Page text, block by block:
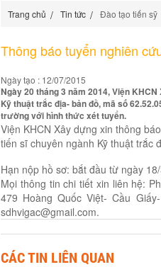
Trang chủ Tin tức Đào tạo tiến sỹ
Thông báo tuyển nghiên
Ngày tạo : 12/07/2015
Ngày 20 tháng 3 năm 2014, Viện
Kỹ thuật trắc địa- bản đồ, mã số
trường với hình thức xét tuyển.
Viện KHCN Xây dựng xin thông
tiến sĩ chuyên ngành Kỹ thuật trắc
Hạn nộp hồ sơ: bắt đầu từ ngày
Mọi thông tin chi tiết xin liên hệ:
479 Hoàng Quốc Việt- Cầu
sdhvigac@gmail.com.
CÁC TIN LIÊN QUAN